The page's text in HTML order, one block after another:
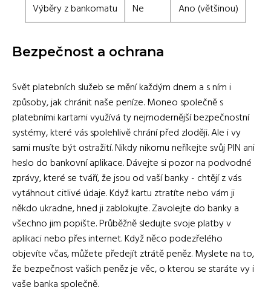
Výběry z bankomatu
Ne Ano (většinou)
Bezpečnost a ochrana
Svět platebních služeb se mění každým dnem a s ním i
způsoby, jak chránit naše peníze. Moneo společně s
platebními kartami využívá ty nejmodernější bezpečnostní
systémy, které vás spolehlivě chrání před zloději. Ale i vy
sami musíte být ostražití. Nikdy nikomu neříkejte svůj PIN ani
heslo do bankovní aplikace. Dávejte si pozor na podvodné
zprávy, které se tváří, že jsou od vaší banky - chtějí z vás
vytáhnout citlivé údaje. Když kartu ztratíte nebo vám ji
někdo ukradne, hned ji zablokujte. Zavolejte do banky a
všechno jim popište. Průběžně sledujte svoje platby v
aplikaci nebo přes internet. Když něco podezřelého
objevíte včas, můžete předejít ztrátě peněz. Myslete na to,
že bezpečnost vašich peněz je věc, o kterou se staráte vy i
vaše banka společně.